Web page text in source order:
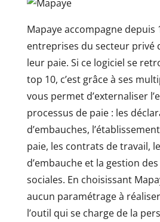
Mapaye accompagne depuis
entreprises du secteur privé
leur paie. Si ce logiciel se
top 10, c’est grâce à ses
vous permet d’externaliser
processus de paie : les
d’embauches,
paie, les contrats de travail,
d’embauche et la gestion
sociales. En choisissant
aucun paramétrage à
l’outil qui se charge de la